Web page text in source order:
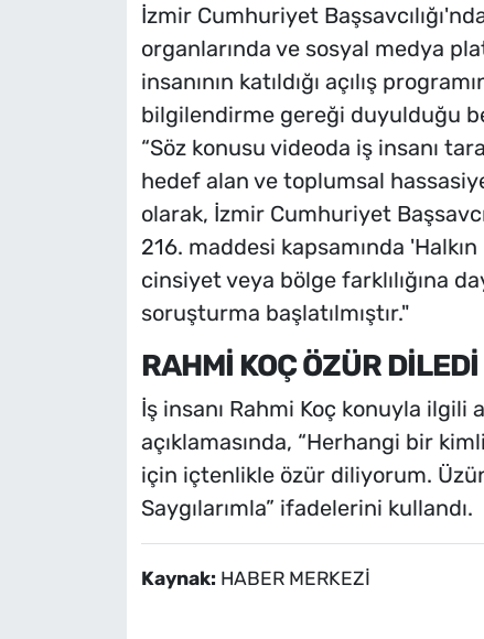
İzmir Cumhuriyet
organlarında ve sosyal medya
insanının katıldığı açılış
bilgilendirme gereği duyulduğu
“Söz konusu videoda iş insanı
hedef alan ve toplumsal
olarak, İzmir Cumhuriyet
216. maddesi kapsamında
cinsiyet veya bölge farklılığına
soruşturma başlatılmıştır."
RAHMİ KOÇ ÖZÜR DİLEDİ
İş insanı Rahmi Koç konuyla ilgili
açıklamasında, “Herhangi bir
için içtenlikle özür diliyorum.
Saygılarımla” ifadelerini kullandı.
Kaynak: HABER MERKEZİ